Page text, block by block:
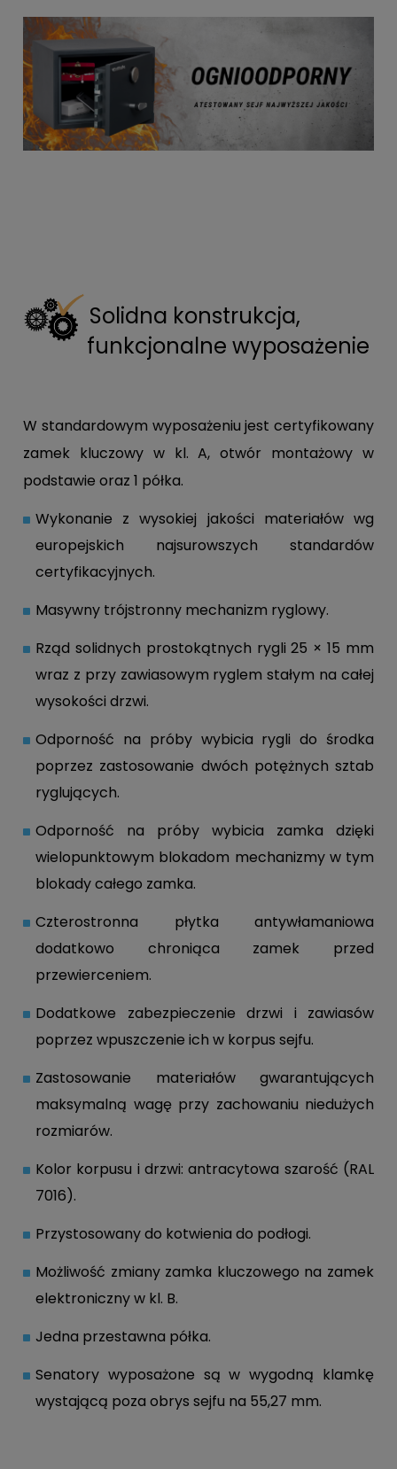
Solidna konstrukcja,
funkcjonalne wyposażenie
W standardowym wyposażeniu jest certyfikowany
zamek kluczowy w kl. A, otwór montażowy w
podstawie oraz 1 półka.
Wykonanie z wysokiej jakości materiałów wg
europejskich najsurowszych standardów
certyfikacyjnych.
Masywny trójstronny mechanizm ryglowy.
Rząd solidnych prostokątnych rygli 25 × 15 mm
wraz z przy zawiasowym ryglem stałym na całej
wysokości drzwi.
Odporność na próby wybicia rygli do środka
poprzez zastosowanie dwóch potężnych sztab
ryglujących.
Odporność na próby wybicia zamka dzięki
wielopunktowym blokadom mechanizmy w tym
blokady całego zamka.
Czterostronna płytka antywłamaniowa
dodatkowo chroniąca zamek przed
przewierceniem.
Dodatkowe zabezpieczenie drzwi i zawiasów
poprzez wpuszczenie ich w korpus sejfu.
Zastosowanie materiałów gwarantujących
maksymalną wagę przy zachowaniu niedużych
rozmiarów.
Kolor korpusu i drzwi: antracytowa szarość (RAL
7016).
Przystosowany do kotwienia do podłogi.
Możliwość zmiany zamka kluczowego na zamek
elektroniczny w kl. B.
Jedna przestawna półka.
Senatory wyposażone są w wygodną klamkę
wystającą poza obrys sejfu na 55,27 mm.